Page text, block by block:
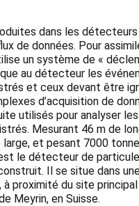
dans les détecteurs
de données. Pour
un système de «
au détecteur les
et ceux devant être
d’acquisition de
utilisés pour analyser les
Mesurant 46 m de
et pesant 7000
le détecteur de
Il se situe dans
proximité du site principal
Meyrin, en Suisse.